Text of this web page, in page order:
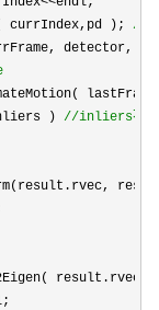
currIndex,pd );
//
) //inliers不够